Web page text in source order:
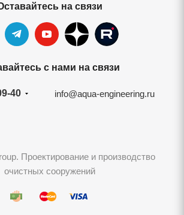
на связи
с нами на связи
40 info@aqua-engineering.ru
Проектирование и производство
очистных сооружений